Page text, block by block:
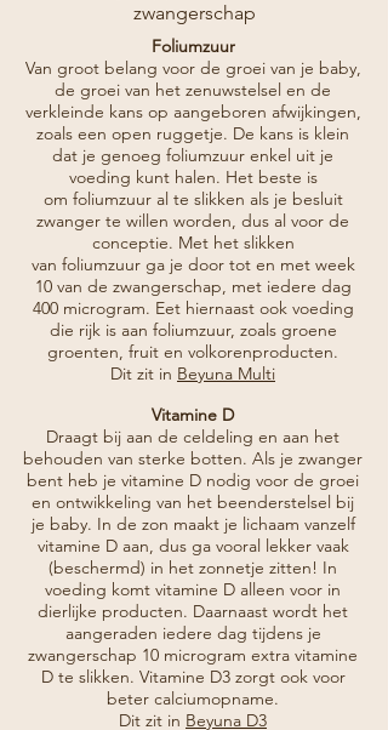
zwangerschap
Foliumzuur
Van groot belang voor de groei van je baby,
de groei van het zenuwstelsel en de
verkleinde kans op aangeboren afwijkingen,
zoals een open ruggetje. De kans is klein
dat je genoeg foliumzuur enkel uit je
voeding kunt halen. Het beste is
om foliumzuural te slikken als je besluit
zwanger te willen worden, dus al voor de
conceptie. Met het slikken
van foliumzuurga je door tot en met week
10 van de zwangerschap, met iedere dag
400 microgram. Eet hiernaast ook voeding
die rijk is aan foliumzuur, zoals groene
groenten, fruit en volkorenproducten.
Dit zit in Beyuna Multi
Vitamine D
Draagt bij aan de celdeling en aan het
behouden van sterke botten. Als je zwanger
bent heb je vitamine D nodig voor de groei
en ontwikkeling van het beenderstelsel bij
je baby. In de zon maakt je lichaam vanzelf
vitamine D aan, dus ga vooral lekker vaak
(beschermd) in het zonnetje zitten! In
voeding komt vitamine D alleen voor in
dierlijke producten. Daarnaast wordt het
aangeraden iedere dag tijdens je
zwangerschap 10 microgram extra vitamine
D te slikken. Vitamine D3 zorgt ook voor
beter calciumopname.
Dit zit in Beyuna D3